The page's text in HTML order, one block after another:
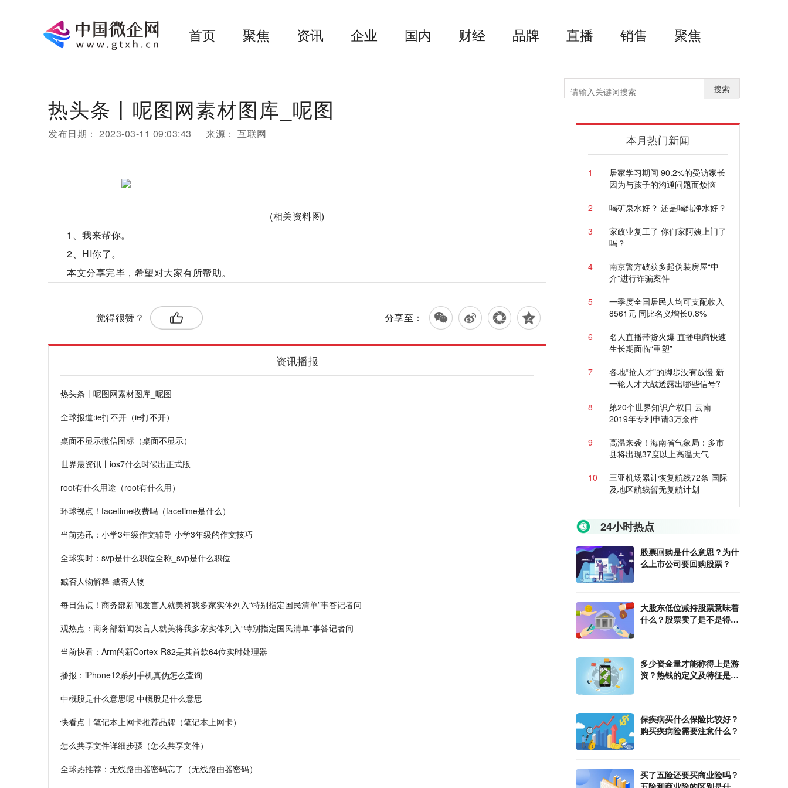
首页 聚焦 资讯 企业 国内 财经 品牌 直播 销售 聚焦
热头条丨呢图网素材图库_呢图
发布日期： 2023-03-11 09:03:43 来源： 互联网
(相关资料图)
1、我来帮你。
2、HI你了。
本文分享完毕，希望对大家有所帮助。
觉得很赞？
分享至：
资讯播报
热头条丨呢图网素材图库_呢图
全球报道:ie打不开（ie打不开）
桌面不显示微信图标（桌面不显示）
世界最资讯丨ios7什么时候出正式版
root有什么用途（root有什么用）
环球视点！facetime收费吗（facetime是什么）
当前热讯：小学3年级作文辅导 小学3年级的作文技巧
全球实时：svp是什么职位全称_svp是什么职位
臧否人物解释 臧否人物
每日焦点！商务部新闻发言人就美将我多家实体列入“特别指定国民清单”事答记者问
观热点：商务部新闻发言人就美将我多家实体列入“特别指定国民清单”事答记者问
当前快看：Arm的新Cortex-R82是其首款64位实时处理器
播报：iPhone12系列手机真伪怎么查询
中概股是什么意思呢 中概股是什么意思
快看点丨笔记本上网卡推荐品牌（笔记本上网卡）
怎么共享文件详细步骤（怎么共享文件）
全球热推荐：无线路由器密码忘了（无线路由器密码）
搜索
本月热门新闻
1
居家学习期间 90.2%的受访家长
因为与孩子的沟通问题而烦恼
2
喝矿泉水好？ 还是喝纯净水好？
3
家政业复工了 你们家阿姨上门了
吗？
4
南京警方破获多起伪装房屋“中
介”进行诈骗案件
5
一季度全国居民人均可支配收入
8561元 同比名义增长0.8%
6
名人直播带货火爆 直播电商快速
生长期面临“重塑”
7
各地“抢人才”的脚步没有放慢 新
一轮人才大战透露出哪些信号?
8
第20个世界知识产权日 云南
2019年专利申请3万余件
9
高温来袭！海南省气象局：多市
县将出现37度以上高温天气
10
三亚机场累计恢复航线72条 国际
及地区航线暂无复航计划
24小时热点
股票回购是什么意思？为什
么上市公司要回购股票？
大股东低位减持股票意味着
什么？股票卖了是不是得有
多少资金量才能称得上是游
资？热钱的定义及特征是什
保疾病买什么保险比较好？
购买疾病险需要注意什么？
买了五险还要买商业险吗？